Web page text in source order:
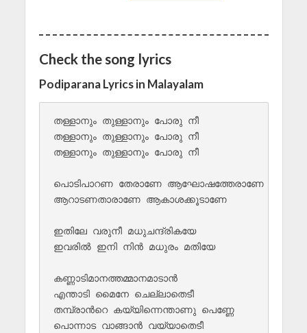
Check the song lyrics
Podiparana Lyrics in Malayalam
തള്ളാനും തുള്ളാനും പോരു നീ
തള്ളാനും തുള്ളാനും പോരു നീ
തള്ളാനും തുള്ളാനും പോരു നീ
പൊടിപാറണ തേരാണേ ആഘോഷത്തേരാണേ
ആറാടണതാരാണേ ആകാശക്കൂടാണേ
ഇതിലേ വരുനീ മധുചന്ദ്രികയേ
ഇവരിൽ ഇനി നിൻ മധുരം മതിയേ
കണ്ണാടിമാനത്തമ്മാനമാടാൻ
എന്താടി മൈനേ ചെല്ലാതെടീ
തമ്പ്രാൻറെ കയ്യിന്നെന്താണു പെണ്ണേ
പൊന്നാട വാങ്ങാൻ വയ്യാതെടീ